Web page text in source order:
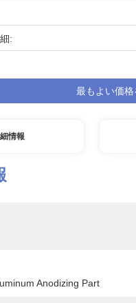
:
最もよい価
情報
Anodizing Part